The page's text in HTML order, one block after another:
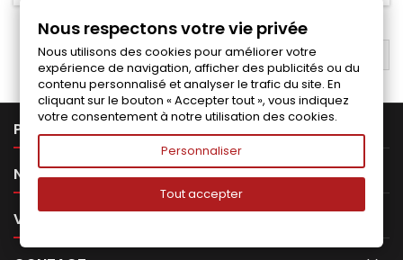
RETOUR EN HAUT
PRODUITS
NOTRE SOCIÉTÉ 
VOTRE COMPTE 
Nous respectons votre vie privée
Nous utilisons des cookies pour améliorer votre
expérience de navigation, afficher des publicités ou du
contenu personnalisé et analyser le trafic du site. En
cliquant sur le bouton « Accepter tout », vous indiquez
votre consentement à notre utilisation des cookies.
Personnaliser
Tout accepter